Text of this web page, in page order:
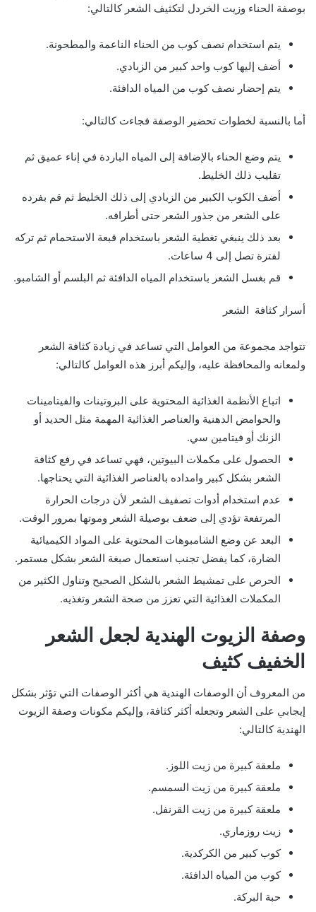
بوصفة الحناء وزيت الخردل لتكثيف الشعر كالتالي:
يتم استخدام نصف كوب من الحناء الناعمة والمطحونة.
أضف إليها كوب واحد كبير من الزبادي.
يتم إحضار نصف كوب من المياه الدافئة.
أما بالنسبة لخطوات تحضير الوصفة فجاءت كالتالي:
يتم وضع الحناء بالإضافة إلى المياه الباردة في إناء عميق ثم
تقليب ذلك الخليط.
أضف الكوب الكبير من الزبادي إلى ذلك الخليط ثم قم بفرده
على الشعر من جذور الشعر حتى أطرافه.
بعد ذلك ينبغي تغطية الشعر باستخدام قبعة الاستحمام ثم تركه
لفترة تصل إلى 4 ساعات.
قم بغسل الشعر باستخدام المياه الدافئة ثم البلسم أو الشامبو.
أسرار كثافة الشعر
تتواجد مجموعة من العوامل التي تساعد في زيادة كثافة الشعر
ولمعانه والمحافظة عليه، وإليكم أبرز هذه العوامل كالتالي:
اتباع الأنظمة الغذائية المحتوية على البروتينات والفيتامينات
والحوامض الدهنية والعناصر الغذائية المهمة مثل الحديد أو
الزنك أو فيتامين سي.
الحصول على مكملات البيوتين، فهي تساعد في رفع كثافة
الشعر بشكل كبير وامداده بالعناصر الغذائية التي يحتاجها.
عدم استخدام أدوات تصفيف الشعر لأن درجات الحرارة
المرتفعة تؤدي إلى ضعف بوصيلة الشعر وموتها بمرور الوقت.
البعد عن وضع الشامبوهات المحتوية على المواد الكيميائية
الضارة، كما يفضل تجنب استعمال صبغة الشعر بشكل مستمر.
الحرص على تمشيط الشعر بالشكل الصحيح وتناول الكثير من
المكملات الغذائية التي تعزز من صحة الشعر وتغذيه.
وصفة الزيوت الهندية لجعل الشعر
الخفيف كثيف
من المعروف أن الوصفات الهندية هي أكثر الوصفات التي تؤثر بشكل
إيجابي على الشعر وتجعله أكثر كثافة، وإليكم مكونات وصفة الزيوت
الهندية كالتالي:
ملعقة كبيرة من زيت اللوز.
ملعقة كبيرة من زيت السمسم.
ملعقة كبيرة من زيت القرنفل.
زيت روزماري.
كوب كبير من الكركدية.
كوب من المياه الدافئة.
حبة البركة.